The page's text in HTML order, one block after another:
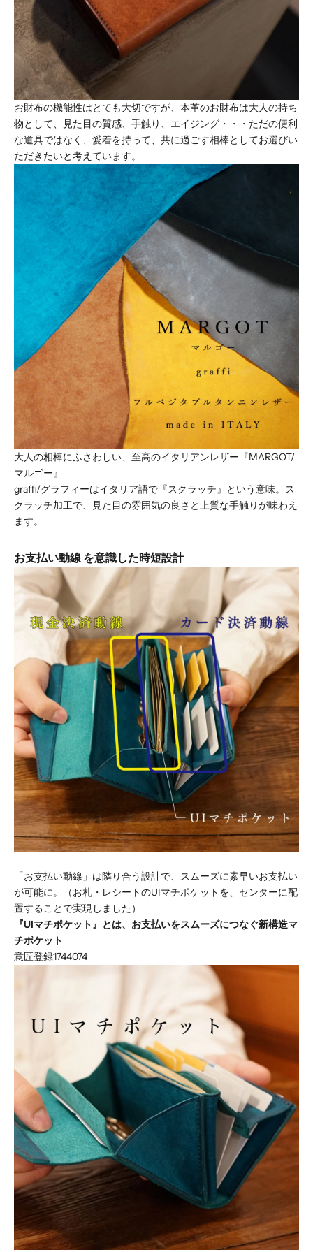
お財布の機能性はとても大切ですが、本革のお財布は大人の持ち
物として、見た目の質感、手触り、エイジング・・・ただの便利
な道具ではなく、愛着を持って、共に過ごす相棒としてお選びい
ただきたいと考えています。
大人の相棒にふさわしい、至高のイタリアンレザー『MARGOT/
マルゴー』
graffi/グラフィーはイタリア語で『スクラッチ』という意味。ス
クラッチ加工で、見た目の雰囲気の良さと上質な手触りが味わえ
ます。
お支払い動線 を意識した時短設計
「お支払い動線」は隣り合う設計で、スムーズに素早いお支払い
が可能に。（お札・レシートのUIマチポケットを、センターに配
置することで実現しました）
『UIマチポケット』とは、お支払いをスムーズにつなぐ新構造マ
チポケット
意匠登録1744074